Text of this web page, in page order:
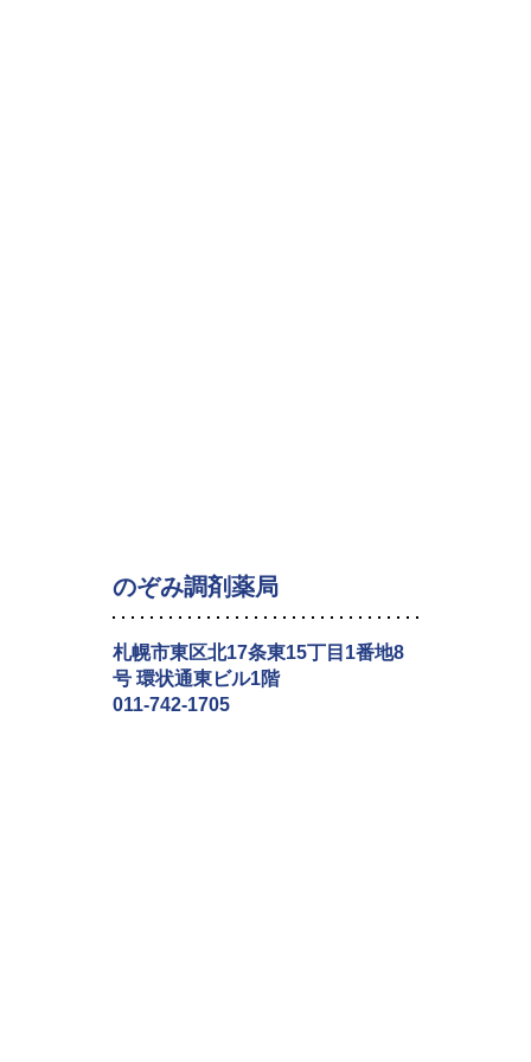
のぞみ調剤薬局
札幌市東区北17条東15丁目1番地8
号 環状通東ビル1階
011-742-1705